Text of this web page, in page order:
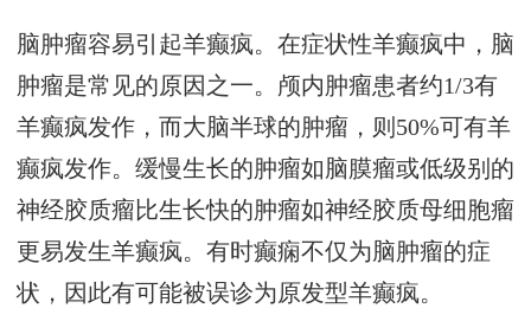
脑肿瘤容易引起羊癫疯。在症状性羊癫疯中，脑
肿瘤是常见的原因之一。颅内肿瘤患者约1/3有
羊癫疯发作，而大脑半球的肿瘤，则50%可有羊
癫疯发作。缓慢生长的肿瘤如脑膜瘤或低级别的
神经胶质瘤比生长快的肿瘤如神经胶质母细胞瘤
更易发生羊癫疯。有时癫痫不仅为脑肿瘤的症
状，因此有可能被误诊为原发型羊癫疯。